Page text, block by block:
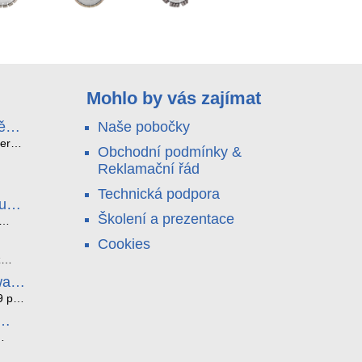
a
a
ze
Mohlo by vás zajímat
Naše pobočky
Obchodní podmínky &
Reklamační řád
Technická podpora
Školení a prezentace
Cookies